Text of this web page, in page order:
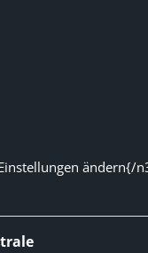
ändern{/